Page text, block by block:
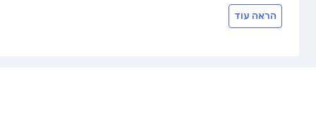
הראה עוד